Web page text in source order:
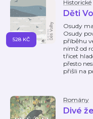
Historické
Děti
Osudy
Osudy
příběhu
nímž od
třicet
přesto
přišli na
528 KČ
Romány
Divé